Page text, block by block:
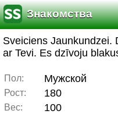
Знакомства
Sveiciens Jaunkundzei.
ar Tevi. Es dzīvoju
Пол: Мужской
Рост: 180
Вес: 100